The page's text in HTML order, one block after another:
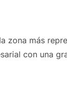
zona más
con una